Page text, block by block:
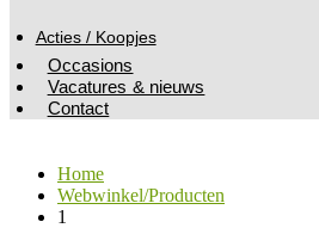
Acties / Koopjes
Occasions
Vacatures & nieuws
Contact
Home
Webwinkel/Producten
1